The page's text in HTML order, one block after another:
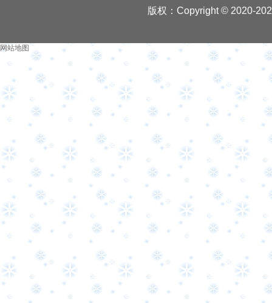
版权：Copyright © 2020-
网站地图